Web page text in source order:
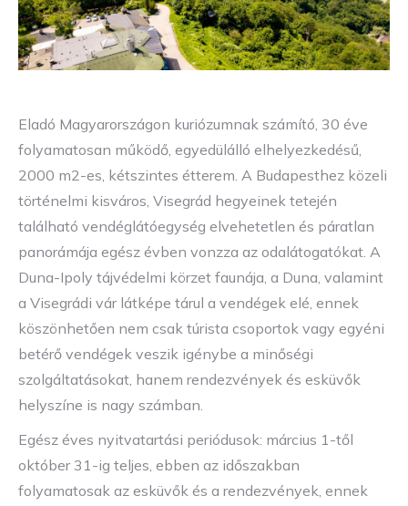
Eladó Magyarországon kuriózumnak számító, 30 éve
folyamatosan működő, egyedülálló elhelyezkedésű,
2000 m2-es, kétszintes étterem. A Budapesthez közeli
történelmi kisváros, Visegrád hegyeinek tetején
található vendéglátóegység elvehetetlen és páratlan
panorámája egész évben vonzza az odalátogatókat. A
Duna-Ipoly tájvédelmi körzet faunája, a Duna, valamint
a Visegrádi vár látképe tárul a vendégek elé, ennek
köszönhetően nem csak túrista csoportok vagy egyéni
betérő vendégek veszik igénybe a minőségi
szolgáltatásokat, hanem rendezvények és esküvők
helyszíne is nagy számban.
Egész éves nyitvatartási periódusok: március 1-től
október 31-ig teljes, ebben az időszakban
folyamatosak az esküvők és a rendezvények, ennek